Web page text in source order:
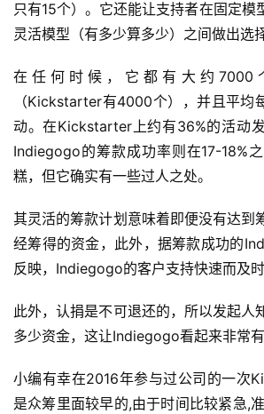
只有15个）。它还能让支持者在固定模
灵活模型（有多少算多少）之间做出选择
在任何时候，它都有大约7000
（Kickstarter有4000个），并且平均
动。在Kickstarter上约有36%的活动
Indiegogo的筹款成功率则在17-18%
糕，但它确实有一些过人之处。
其灵活的筹款计划意味着即便没有达到
经筹得的资金，此外，据筹款成功的
反映，Indiegogo的客户支持快速而及时
此外，认捐是不可退还的，所以发起人
多少资金，这让Indiegogo看起来非常
小编有幸在2016年参与过公司的一次
是众筹里面较早的,由于时间比较紧急,